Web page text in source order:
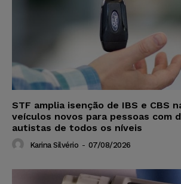
STF amplia isenção de IBS e CBS
veículos novos para pessoas com
autistas de todos os níveis
Karina Silvério - 07/08/2026